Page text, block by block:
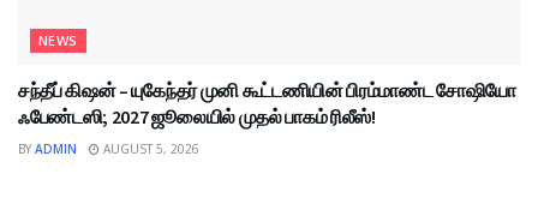
NEWS
சந்தீப் கிஷன் – யுகேந்தர் முனி கூட்டணியின் பிரம்மாண்ட சோஷியோ
ஃபேண்டஸி; 2027 ஜூலையில் முதல் பாகம் ரிலீஸ்!
BY ADMIN AUGUST 5, 2026